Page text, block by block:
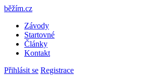
běžím.cz
Závody
Startovné
Články
Kontakt
Přihlásit se Registrace